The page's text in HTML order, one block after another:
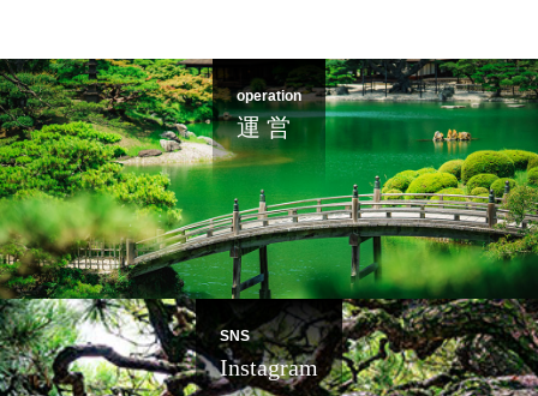
operation
運 営
SNS
Instagram